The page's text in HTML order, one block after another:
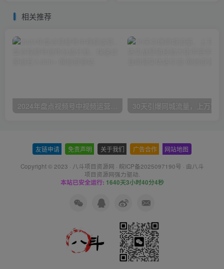
相关推荐
2024年盘点视频号中视频运营，盘点视频号创作分成计划，快速过原创日入300+
友链申请 免责声明 关于我们 广告合作 网站地图
Copyright © 2023 · 八斗项目资源网 · 皖ICP备2025097190号 · 由八斗
项目资源网强力驱动.
本站已安全运行: 1640天3小时40分4秒